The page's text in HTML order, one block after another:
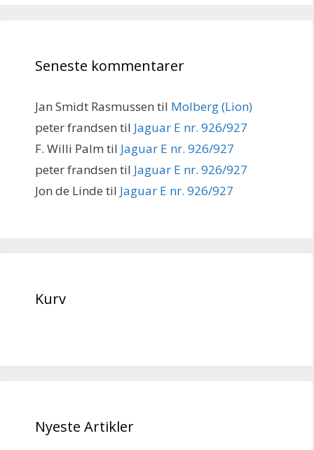
Seneste kommentarer
Jan Smidt Rasmussen til Molberg (Lion)
peter frandsen til Jaguar E nr. 926/927
F. Willi Palm til Jaguar E nr. 926/927
peter frandsen til Jaguar E nr. 926/927
Jon de Linde til Jaguar E nr. 926/927
Kurv
Nyeste Artikler